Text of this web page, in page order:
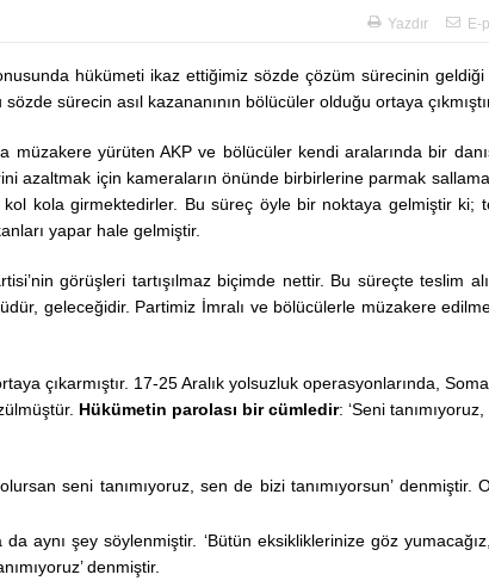
Yazdır E-
hükümeti ikaz ettiğimiz sözde çözüm sürecinin geldiği
sürecin asıl kazananının bölücüler olduğu ortaya
yürüten AKP ve bölücüler kendi aralarında bir
azaltmak için kameraların önünde birbirlerine parmak
kola girmektedirler. Bu süreç öyle bir noktaya gelmiştir ki;
yapar hale gelmiştir.
görüşleri tartışılmaz biçimde nettir. Bu süreçte teslim
geleceğidir. Partimiz İmralı ve bölücülerle müzakere
17-25 Aralık yolsuzluk operasyonlarında,
Hükümetin parolası bir cümledir: ‘Seni
seni tanımıyoruz, sen de bizi tanımıyorsun’ denmiştir.
aynı şey söylenmiştir. ‘Bütün eksikliklerinize göz
denmiştir.
İstanbul Üniversitesi
Rektörlüğü Prof. Dr.